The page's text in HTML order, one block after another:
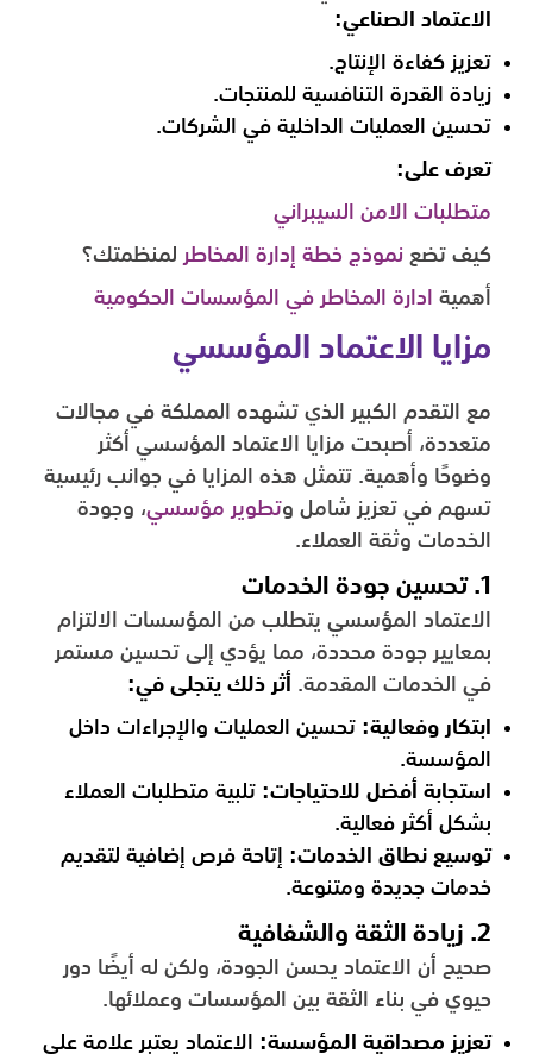
الاعتماد الصناعي:
تعزيز كفاءة الإنتاج.
زيادة القدرة التنافسية للمنتجات.
تحسين العمليات الداخلية في الشركات.
تعرف على:
متطلبات الامن السيبراني
كيف تضع نموذج خطة إدارة المخاطر لمنظمتك؟
أهمية
ادارة المخاطر في المؤسسات الحكومية
مزايا الاعتماد المؤسسي
مع التقدم الكبير الذي تشهده المملكة في مجالات
متعددة، أصبحت مزايا الاعتماد المؤسسي أكثر
وضوحًا وأهمية. تتمثل هذه المزايا في جوانب رئيسية
تسهم في تعزيز شامل وتطوير مؤسسي، وجودة
الخدمات وثقة العملاء.
1. تحسين جودة الخدمات
الاعتماد المؤسسي يتطلب من المؤسسات الالتزام
بمعايير جودة محددة، مما يؤدي إلى تحسين مستمر
في الخدمات المقدمة. أثر ذلك يتجلى في:
ابتكار وفعالية: تحسين العمليات والإجراءات داخل
المؤسسة.
استجابة أفضل للاحتياجات: تلبية متطلبات العملاء
بشكل أكثر فعالية.
توسيع نطاق الخدمات: إتاحة فرص إضافية لتقديم
خدمات جديدة ومتنوعة.
2. زيادة الثقة والشفافية
صحيح أن الاعتماد يحسن الجودة، ولكن له أيضًا دور
حيوي في بناء الثقة بين المؤسسات وعملائها.
تعزيز مصداقية المؤسسة: الاعتماد يعتبر علامة على